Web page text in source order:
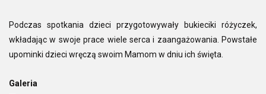
Podczas spotkania dzieci przygotowywały bukieciki różyczek,
wkładając w swoje prace wiele serca i zaangażowania. Powstałe
upominki dzieci wręczą swoim Mamom w dniu ich święta.
Galeria